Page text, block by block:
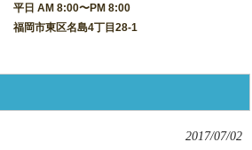
平日 AM 8:00〜PM 8:00
福岡市東区名島4丁目28-1
2017/07/02